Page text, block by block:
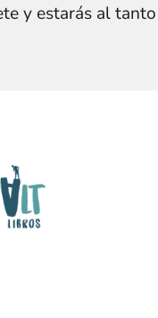
y estarás al